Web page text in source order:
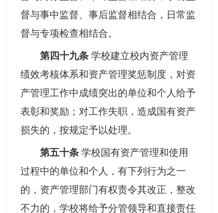
督与事中监督、事后监督相结合，日常监
督与专项检查相结合。
第四十九条学校建立校内资产管理
绩效考核体系和资产管理奖惩制度，对资
产管理工作中成绩突出的单位和个人给予
表彰和奖励；对工作失职，造成国有资产
损失的，按规定予以处理。
第五十条学校国有资产管理和使用
过程中的单位和个人，有下列行为之一
的，资产管理部门有权责令其改正，整改
不力的，学校将给予分管领导和直接责任